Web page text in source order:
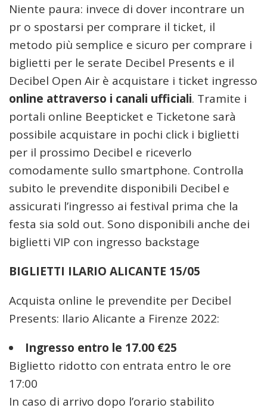
Niente paura: invece di dover incontrare un
pr o spostarsi per comprare il ticket, il
metodo più semplice e sicuro per comprare i
biglietti per le serate Decibel Presents e il
Decibel Open Air è acquistare i ticket ingresso
online attraverso i canali ufficiali. Tramite i
portali online Beepticket e Ticketone sarà
possibile acquistare in pochi click i biglietti
per il prossimo Decibel e riceverlo
comodamente sullo smartphone. Controlla
subito le prevendite disponibili Decibel e
assicurati l’ingresso ai festival prima che la
festa sia sold out. Sono disponibili anche dei
biglietti VIP con ingresso backstage
BIGLIETTI ILARIO ALICANTE 15/05
Acquista online le prevendite per Decibel
Presents: Ilario Alicante a Firenze 2022:
Ingresso entro le 17.00 €25
Biglietto ridotto con entrata entro le ore
17:00
In caso di arrivo dopo l’orario stabilito